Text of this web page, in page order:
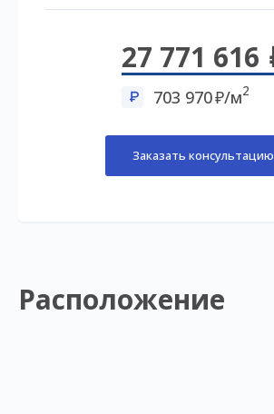
27 771 616
703 970 /м2
Заказать консультацию
Расположение